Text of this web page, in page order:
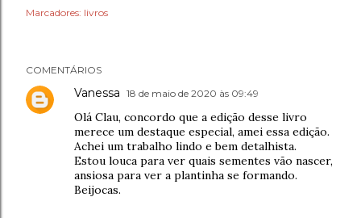
Marcadores: livros
COMENTÁRIOS
Vanessa 18 de maio de 2020 às 09:49
Olá Clau, concordo que a edição desse livro
merece um destaque especial, amei essa edição.
Achei um trabalho lindo e bem detalhista.
Estou louca para ver quais sementes vão nascer,
ansiosa para ver a plantinha se formando.
Beijocas.